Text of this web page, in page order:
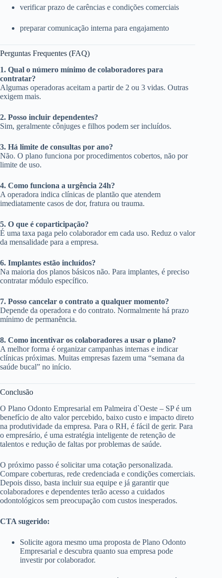
verificar prazo de carências e condições comerciais
preparar comunicação interna para engajamento
Perguntas Frequentes (FAQ)
1. Qual o número mínimo de colaboradores para
contratar?
Algumas operadoras aceitam a partir de 2 ou 3 vidas. Outras
exigem mais.
2. Posso incluir dependentes?
Sim, geralmente cônjuges e filhos podem ser incluídos.
3. Há limite de consultas por ano?
Não. O plano funciona por procedimentos cobertos, não por
limite de uso.
4. Como funciona a urgência 24h?
A operadora indica clínicas de plantão que atendem
imediatamente casos de dor, fratura ou trauma.
5. O que é coparticipação?
É uma taxa paga pelo colaborador em cada uso. Reduz o valor
da mensalidade para a empresa.
6. Implantes estão incluídos?
Na maioria dos planos básicos não. Para implantes, é preciso
contratar módulo específico.
7. Posso cancelar o contrato a qualquer momento?
Depende da operadora e do contrato. Normalmente há prazo
mínimo de permanência.
8. Como incentivar os colaboradores a usar o plano?
A melhor forma é organizar campanhas internas e indicar
clínicas próximas. Muitas empresas fazem uma “semana da
saúde bucal” no início.
Conclusão
O Plano Odonto Empresarial em Palmeira d`Oeste – SP é um
benefício de alto valor percebido, baixo custo e impacto direto
na produtividade da empresa. Para o RH, é fácil de gerir. Para
o empresário, é uma estratégia inteligente de retenção de
talentos e redução de faltas por problemas de saúde.
O próximo passo é solicitar uma cotação personalizada.
Compare coberturas, rede credenciada e condições comerciais.
Depois disso, basta incluir sua equipe e já garantir que
colaboradores e dependentes terão acesso a cuidados
odontológicos sem preocupação com custos inesperados.
CTA sugerido:
Solicite agora mesmo uma proposta de Plano Odonto
Empresarial e descubra quanto sua empresa pode
investir por colaborador.